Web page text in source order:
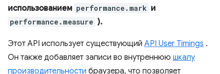
использованием performance.mark и
performance.measure ).
Этот API использует существующий API User Timings .
Он также добавляет записи во внутреннюю шкалу
производительности браузера, что позволяет